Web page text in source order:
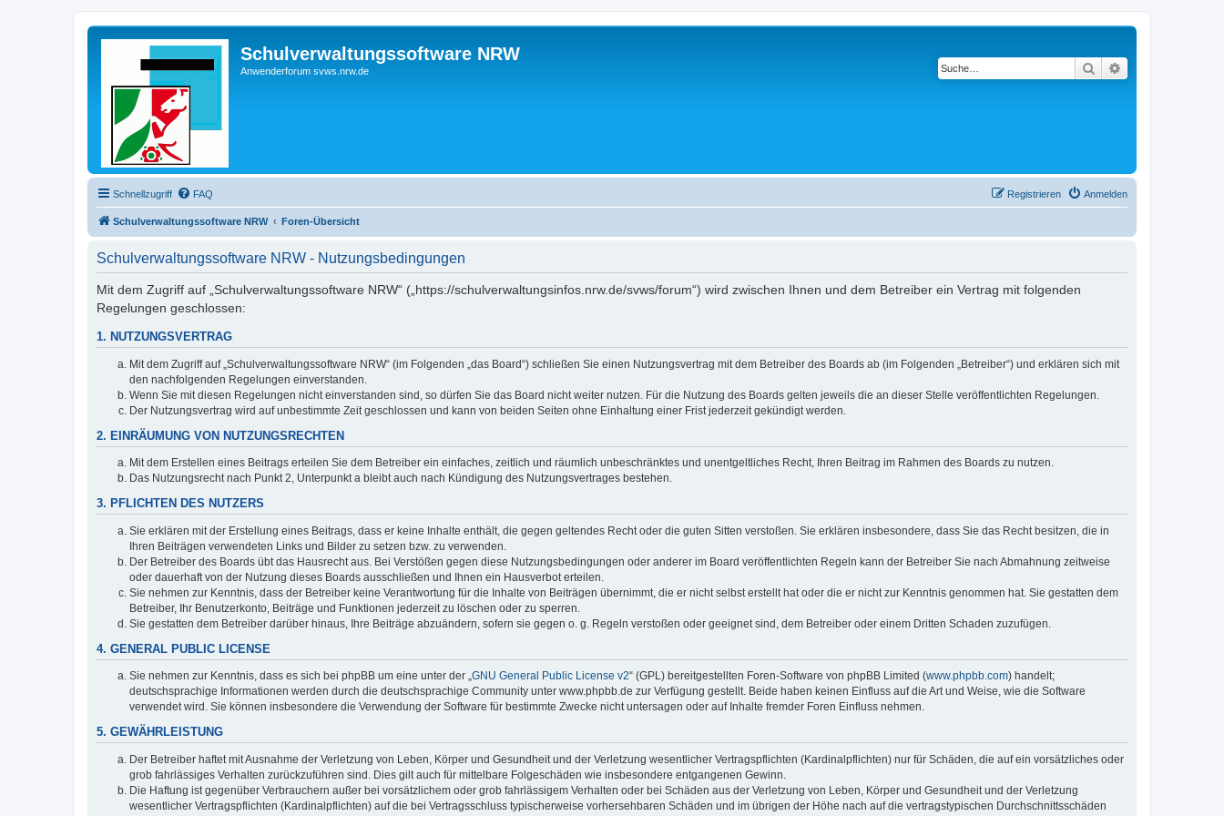
Schulverwaltungssoftware NRW
Anwenderforum svws.nrw.de Suche
Schnellzugriff FAQ Anmelden
Registrieren
Schulverwaltungssoftware NRW Foren-Übersicht
Schulverwaltungssoftware NRW - Nutzungsbedingungen
Mit dem Zugriff auf „Schulverwaltungssoftware NRW“ („https://schulverwaltungsinfos.nrw.de/svws/forum“) wird zwischen Ihnen und dem Betreiber ein Vertrag mit folgenden
Regelungen geschlossen:
1. NUTZUNGSVERTRAG
Mit dem Zugriff auf „Schulverwaltungssoftware NRW“ (im Folgenden „das Board“) schließen Sie einen Nutzungsvertrag mit dem Betreiber des Boards ab (im Folgenden „Betreiber“) und erklären sich mit
den nachfolgenden Regelungen einverstanden.
Wenn Sie mit diesen Regelungen nicht einverstanden sind, so dürfen Sie das Board nicht weiter nutzen. Für die Nutzung des Boards gelten jeweils die an dieser Stelle veröffentlichten Regelungen.
Der Nutzungsvertrag wird auf unbestimmte Zeit geschlossen und kann von beiden Seiten ohne Einhaltung einer Frist jederzeit gekündigt werden.
2. EINRÄUMUNG VON NUTZUNGSRECHTEN
Mit dem Erstellen eines Beitrags erteilen Sie dem Betreiber ein einfaches, zeitlich und räumlich unbeschränktes und unentgeltliches Recht, Ihren Beitrag im Rahmen des Boards zu nutzen.
Das Nutzungsrecht nach Punkt 2, Unterpunkt a bleibt auch nach Kündigung des Nutzungsvertrages bestehen.
3. PFLICHTEN DES NUTZERS
Sie erklären mit der Erstellung eines Beitrags, dass er keine Inhalte enthält, die gegen geltendes Recht oder die guten Sitten verstoßen. Sie erklären insbesondere, dass Sie das Recht besitzen, die in
Ihren Beiträgen verwendeten Links und Bilder zu setzen bzw. zu verwenden.
Der Betreiber des Boards übt das Hausrecht aus. Bei Verstößen gegen diese Nutzungsbedingungen oder anderer im Board veröffentlichten Regeln kann der Betreiber Sie nach Abmahnung zeitweise
oder dauerhaft von der Nutzung dieses Boards ausschließen und Ihnen ein Hausverbot erteilen.
Sie nehmen zur Kenntnis, dass der Betreiber keine Verantwortung für die Inhalte von Beiträgen übernimmt, die er nicht selbst erstellt hat oder die er nicht zur Kenntnis genommen hat. Sie gestatten dem
Betreiber, Ihr Benutzerkonto, Beiträge und Funktionen jederzeit zu löschen oder zu sperren.
Sie gestatten dem Betreiber darüber hinaus, Ihre Beiträge abzuändern, sofern sie gegen o. g. Regeln verstoßen oder geeignet sind, dem Betreiber oder einem Dritten Schaden zuzufügen.
4. GENERAL PUBLIC LICENSE
Sie nehmen zur Kenntnis, dass es sich bei phpBB um eine unter der „GNU General Public License v2“ (GPL) bereitgestellten Foren-Software von phpBB Limited (www.phpbb.com) handelt;
deutschsprachige Informationen werden durch die deutschsprachige Community unter www.phpbb.de zur Verfügung gestellt. Beide haben keinen Einfluss auf die Art und Weise, wie die Software
verwendet wird. Sie können insbesondere die Verwendung der Software für bestimmte Zwecke nicht untersagen oder auf Inhalte fremder Foren Einfluss nehmen.
5. GEWÄHRLEISTUNG
Der Betreiber haftet mit Ausnahme der Verletzung von Leben, Körper und Gesundheit und der Verletzung wesentlicher Vertragspflichten (Kardinalpflichten) nur für Schäden, die auf ein vorsätzliches oder
grob fahrlässiges Verhalten zurückzuführen sind. Dies gilt auch für mittelbare Folgeschäden wie insbesondere entgangenen Gewinn.
Die Haftung ist gegenüber Verbrauchern außer bei vorsätzlichem oder grob fahrlässigem Verhalten oder bei Schäden aus der Verletzung von Leben, Körper und Gesundheit und der Verletzung
wesentlicher Vertragspflichten (Kardinalpflichten) auf die bei Vertragsschluss typischerweise vorhersehbaren Schäden und im übrigen der Höhe nach auf die vertragstypischen Durchschnittsschäden